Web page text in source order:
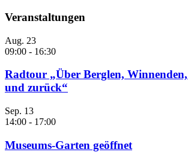
Veranstaltungen
Aug. 23
09:00 - 16:30
Radtour „Über Berglen,
und zurück“
Sep. 13
14:00 - 17:00
Museums-Garten geöffnet